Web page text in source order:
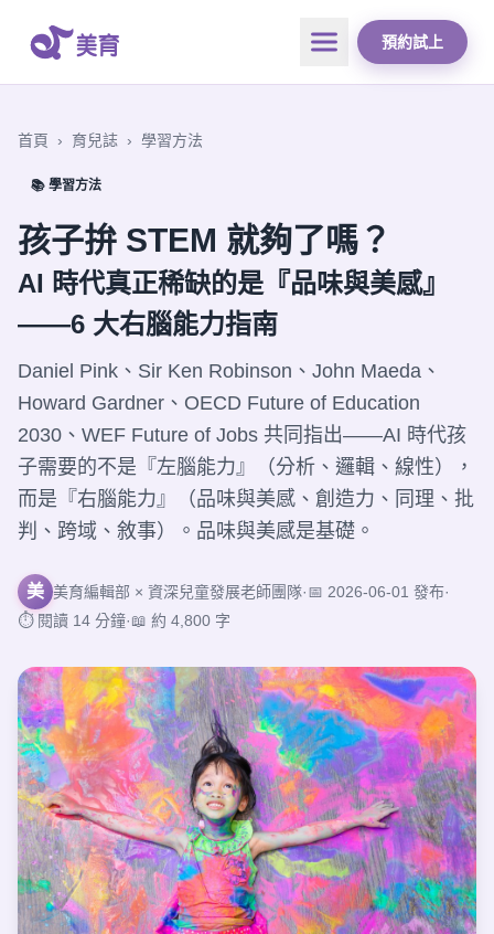
預約試上
首頁 › 育兒誌 › 學習方法
📚 學習方法
孩子拚 STEM 就夠了嗎？
AI 時代真正稀缺的是『品味與美感』
——6 大右腦能力指南
Daniel Pink、Sir Ken Robinson、John Maeda、
Howard Gardner、OECD Future of Education
2030、WEF Future of Jobs 共同指出——AI 時代孩
子需要的不是『左腦能力』（分析、邏輯、線性），
而是『右腦能力』（品味與美感、創造力、同理、批
判、跨域、敘事）。品味與美感是基礎。
美 美育編輯部 × 資深兒童發展老師團隊·📅 2026-06-01 發布·
⏱ 閱讀 14 分鐘·📖 約 4,800 字